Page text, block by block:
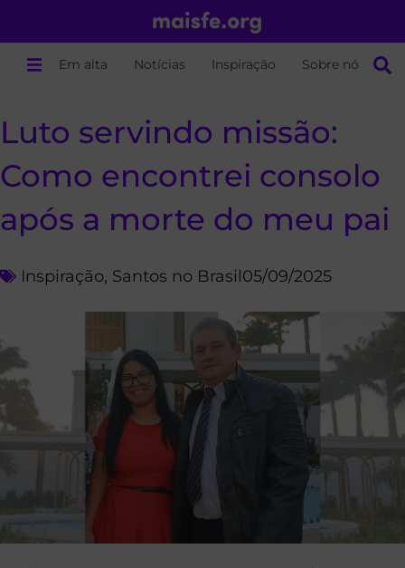
Em alta Notícias Inspiração Sobre nós
Luto servindo missão:
Como encontrei consolo
após a morte do meu pai
Inspiração, Santos no Brasil05/09/2025